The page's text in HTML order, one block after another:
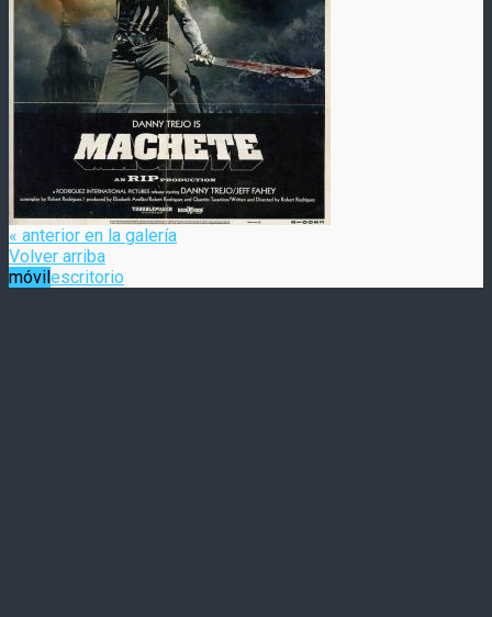
« anterior en la galería
Volver arriba
móvilescritorio